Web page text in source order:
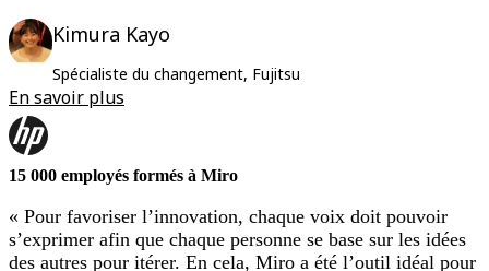
15 000 employés formés à Miro
« Pour favoriser l’innovation, chaque voix doit pouvoir
s’exprimer afin que chaque personne se base sur les idées
des autres pour itérer. En cela, Miro a été l’outil idéal pour
Kimura Kayo
Spécialiste du changement, Fujitsu
En savoir plus